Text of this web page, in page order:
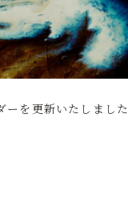
ーを更新いたしました